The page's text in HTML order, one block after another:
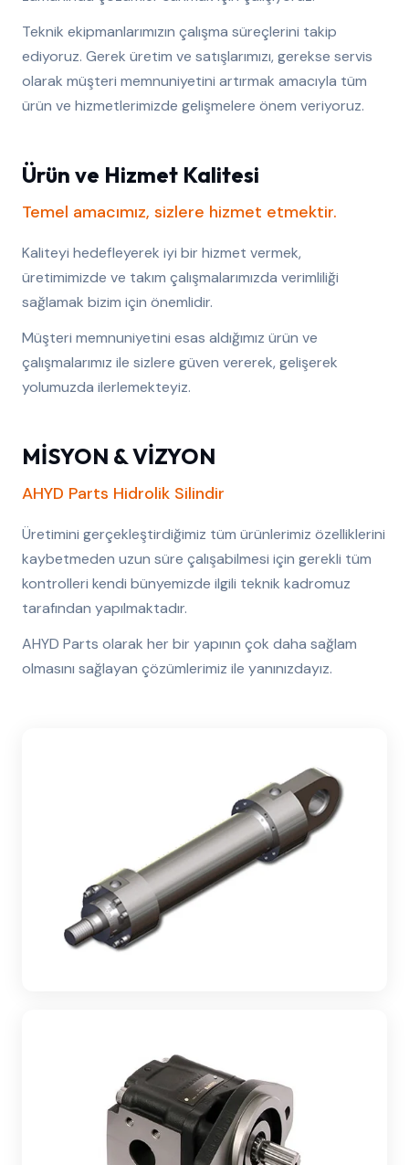
Teknik ekipmanlarımızın çalışma süreçlerini takip
ediyoruz. Gerek üretim ve satışlarımızı, gerekse servis
olarak müşteri memnuniyetini artırmak amacıyla tüm
ürün ve hizmetlerimizde gelişmelere önem veriyoruz.
Ürün ve Hizmet Kalitesi
Temel amacımız, sizlere hizmet etmektir.
Kaliteyi hedefleyerek iyi bir hizmet vermek,
üretimimizde ve takım çalışmalarımızda verimliliği
sağlamak bizim için önemlidir.
Müşteri memnuniyetini esas aldığımız ürün ve
çalışmalarımız ile sizlere güven vererek, gelişerek
yolumuzda ilerlemekteyiz.
MİSYON & VİZYON
AHYD Parts Hidrolik Silindir
Üretimini gerçekleştirdiğimiz tüm ürünlerimiz özelliklerini
kaybetmeden uzun süre çalışabilmesi için gerekli tüm
kontrolleri kendi bünyemizde ilgili teknik kadromuz
tarafından yapılmaktadır.
AHYD Parts olarak her bir yapının çok daha sağlam
olmasını sağlayan çözümlerimiz ile yanınızdayız.